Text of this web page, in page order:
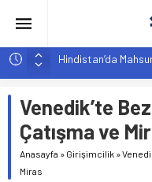
Hindistan’da
Yapay Zeka
Hamle mi?
Girişimcilik ve
Etkileri
YZ ile Tüketici
Venedik’te
Çatışma ve
Anasayfa » Girişimcilik »
Miras